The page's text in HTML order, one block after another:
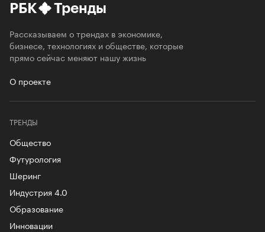
РБК Тренды
Рассказываем о трендах в экономике,
бизнесе, технологиях и обществе, которые
прямо сейчас меняют нашу жизнь
О проекте
ТРЕНДЫ
Общество
Футурология
Шеринг
Индустрия 4.0
Образование
Инновации